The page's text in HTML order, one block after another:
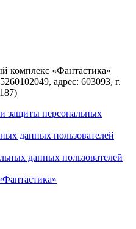
комплекс «Фантастика»
адрес: 603093, г.
защиты персональных
данных пользователей
данных пользователей